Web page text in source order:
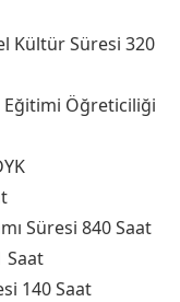
Kültür Süresi 320
Eğitimi Öğreticiliği
Süresi 840 Saat
Saat
140 Saat